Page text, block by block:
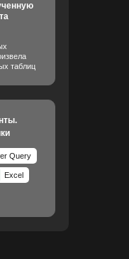
таблиц
Excel
Query